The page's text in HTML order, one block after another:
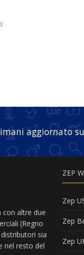
aggiornato
con altre due
(Regno
sia
nel resto del
ZEP
Zep
Zep
Zep